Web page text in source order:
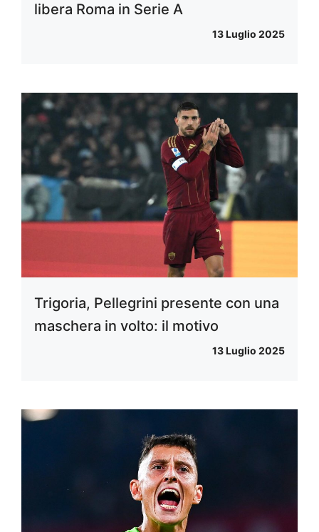
libera Roma in Serie A
13 Luglio 2025
Trigoria, Pellegrini presente con una
maschera in volto: il motivo
13 Luglio 2025